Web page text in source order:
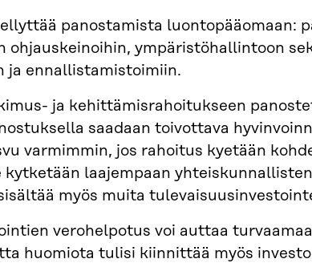
panostamista luontopääomaan:
ohjauskeinoihin, ympäristöhallintoon
ja ennallistamistoimiin.
ja kehittämisrahoitukseen
saadaan toivottava
varmimmin, jos rahoitus kyetään
kytketään laajempaan
myös muita
verohelpotus voi auttaa
huomiota tulisi kiinnittää myös